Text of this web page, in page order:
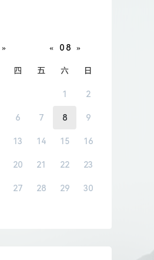
» « 08 »
四 五 六 日
1 2
6 7 8 9
13 14 15 16
20 21 22 23
27 28 29 30